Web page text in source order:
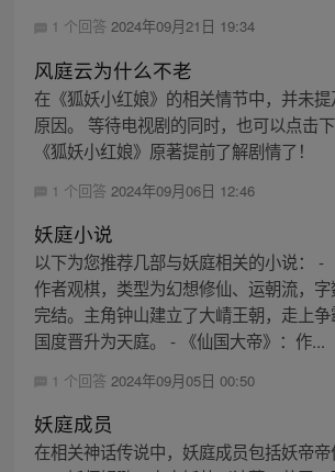
1 个回答 2024年09月21日 19:34
风庭云为什么不老
在《狐妖小红娘》的相关情节中，并未
原因。 等待电视剧的同时，也可以点击
《狐妖小红娘》原著提前了解剧情了！
1 个回答 2024年09月06日 12:46
妖庭小说
以下为您推荐几部与妖庭相关的小说： -
作者观棋，类型为幻想修仙、运朝流，
完结。主角钟山建立了大崝王朝，走上
国度晋升为天庭。 - 《仙国大帝》：作...
1 个回答 2024年09月05日 00:50
妖庭成员
在相关神话传说中，妖庭成员包括妖帝